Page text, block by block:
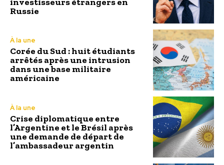
Russie
À la une
Corée du Sud : huit étudiants
arrêtés après une intrusion
dans une base militaire
américaine
À la une
Crise diplomatique entre
l’Argentine et le Brésil après
une demande de départ de
l’ambassadeur argentin